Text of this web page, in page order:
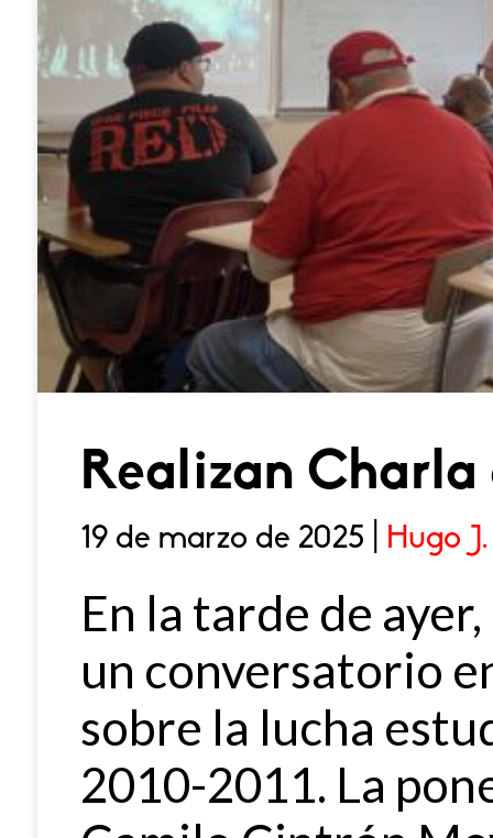
Realizan Charla
19 de marzo de 2025 | Hugo
En la tarde de
un conversatorio
sobre la lucha
2010-2011. La